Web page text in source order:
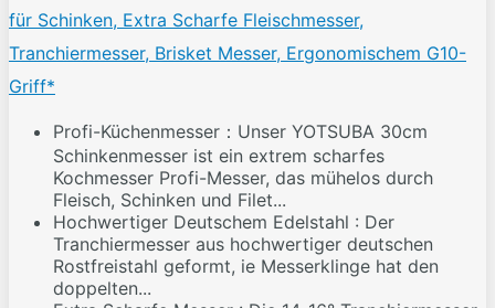
für Schinken, Extra Scharfe Fleischmesser,
Tranchiermesser, Brisket Messer, Ergonomischem G10-
Griff*
Profi-Küchenmesser：Unser YOTSUBA 30cm
Schinkenmesser ist ein extrem scharfes
Kochmesser Profi-Messer, das mühelos durch
Fleisch, Schinken und Filet...
Hochwertiger Deutschem Edelstahl : Der
Tranchiermesser aus hochwertiger deutschen
Rostfreistahl geformt, ie Messerklinge hat den
doppelten...